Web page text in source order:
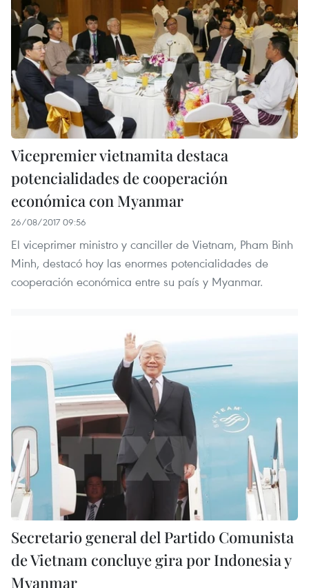
Vicepremier vietnamita destaca
potencialidades de cooperación
económica con Myanmar
26/08/2017 09:56
El viceprimer ministro y canciller de Vietnam, Pham Binh
Minh, destacó hoy las enormes potencialidades de
cooperación económica entre su país y Myanmar.
Secretario general del Partido Comunista
de Vietnam concluye gira por Indonesia y
Myanmar